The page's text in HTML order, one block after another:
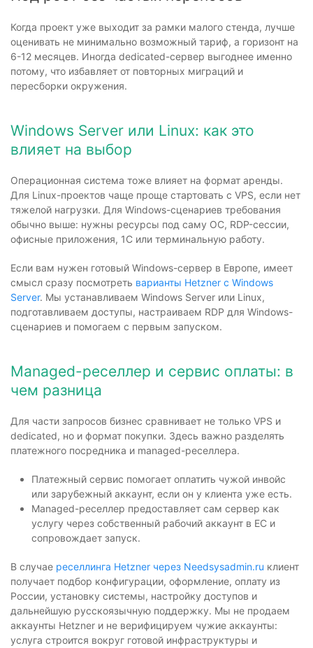
Когда проект уже выходит за рамки малого стенда, лучше
оценивать не минимально возможный тариф, а горизонт на
6-12 месяцев. Иногда dedicated-сервер выгоднее именно
потому, что избавляет от повторных миграций и
пересборки окружения.
Windows Server или Linux: как это
влияет на выбор
Операционная система тоже влияет на формат аренды.
Для Linux-проектов чаще проще стартовать с VPS, если нет
тяжелой нагрузки. Для Windows-сценариев требования
обычно выше: нужны ресурсы под саму ОС, RDP-сессии,
офисные приложения, 1С или терминальную работу.
Если вам нужен готовый Windows-сервер в Европе, имеет
смысл сразу посмотреть варианты Hetzner с Windows
Server. Мы устанавливаем Windows Server или Linux,
подготавливаем доступы, настраиваем RDP для Windows-
сценариев и помогаем с первым запуском.
Managed-реселлер и сервис оплаты: в
чем разница
Для части запросов бизнес сравнивает не только VPS и
dedicated, но и формат покупки. Здесь важно разделять
платежного посредника и managed-реселлера.
Платежный сервис помогает оплатить чужой инвойс
или зарубежный аккаунт, если он у клиента уже есть.
Managed-реселлер предоставляет сам сервер как
услугу через собственный рабочий аккаунт в ЕС и
сопровождает запуск.
В случае реселлинга Hetzner через Needsysadmin.ru клиент
получает подбор конфигурации, оформление, оплату из
России, установку системы, настройку доступов и
дальнейшую русскоязычную поддержку. Мы не продаем
аккаунты Hetzner и не верифицируем чужие аккаунты:
услуга строится вокруг готовой инфраструктуры и